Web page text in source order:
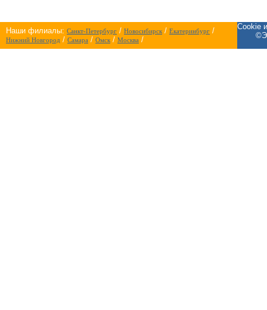
Наши филиалы: Санкт-Петербург / Новосибирск/ Екатеринбург /
Нижний Новгород / Самара / Омск/ Москва /
Cookie